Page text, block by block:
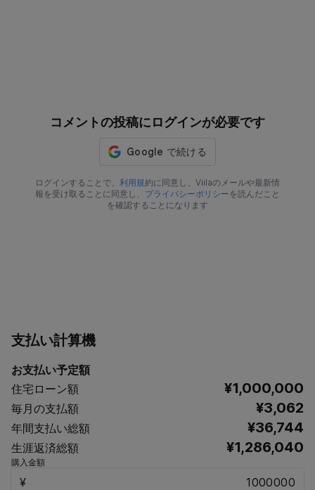
コメントの投稿にログインが必要です
ログインすることで、 利用規約に同意し、Viilaのメールや最新情
報を受け取ることに同意し、 プライバシーポリシーを読んだこと
を確認することになります
支払い計算機
お支払い予定額
住宅ローン額
¥1,000,000
毎月の支払額 ¥3,062
年間支払い総額 ¥36,744
生涯返済総額 ¥1,286,040
購入金額
¥